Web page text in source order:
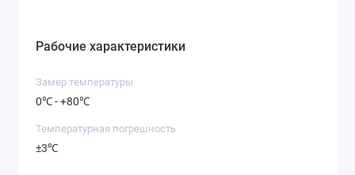
Рабочие характеристики
Замер температуры
0℃ - +80℃
Температурная погрешность
±3℃